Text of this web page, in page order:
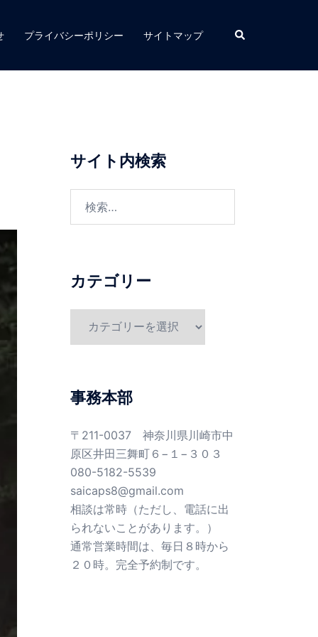
プライバシーポリシー サイトマップ
検
索
サイト内検索
カテゴリー
ー
事務本部
〒211-0037 神奈川県川崎市中
原区井田三舞町６−１−３０３
080-5182-5539
saicaps8@gmail.com
相談は常時（ただし、電話に出
られないことがあります。）
通常営業時間は、毎日８時から
２０時。完全予約制です。